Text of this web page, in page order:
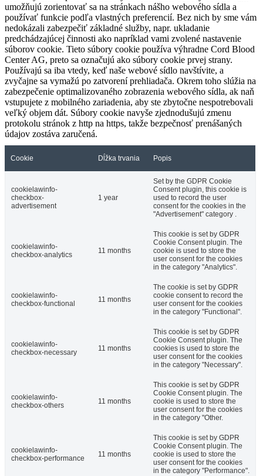
umožňujú zorientovať sa na stránkach nášho webového sídla a
používať funkcie podľa vlastných preferencií. Bez nich by sme vám
nedokázali zabezpečiť základné služby, napr. ukladanie
predchádzajúcej činnosti ako napríklad vami zvolené nastavenie
súborov cookie. Tieto súbory cookie používa výhradne Cord Blood
Center AG, preto sa označujú ako súbory cookie prvej strany.
Používajú sa iba vtedy, keď naše webové sídlo navštívite, a
zvyčajne sa vymažú po zatvorení prehliadača. Okrem toho slúžia na
zabezpečenie optimalizovaného zobrazenia webového sídla, ak naň
vstupujete z mobilného zariadenia, aby ste zbytočne nespotrebovali
veľký objem dát. Súbory cookie navyše zjednodušujú zmenu
protokolu stránok z http na https, takže bezpečnosť prenášaných
údajov zostáva zaručená.
Cookie Dĺžka trvania Popis
cookielawinfo-
checkbox-
advertisement
1 year
Set by the GDPR Cookie
Consent plugin, this cookie is
used to record the user
consent for the cookies in the
"Advertisement" category .
cookielawinfo-
checkbox-analytics
11 months
This cookie is set by GDPR
Cookie Consent plugin. The
cookie is used to store the
user consent for the cookies
in the category "Analytics".
cookielawinfo-
checkbox-functional
11 months
The cookie is set by GDPR
cookie consent to record the
user consent for the cookies
in the category "Functional".
cookielawinfo-
checkbox-necessary
11 months
This cookie is set by GDPR
Cookie Consent plugin. The
cookies is used to store the
user consent for the cookies
in the category "Necessary".
cookielawinfo-
checkbox-others
11 months
This cookie is set by GDPR
Cookie Consent plugin. The
cookie is used to store the
user consent for the cookies
in the category "Other.
cookielawinfo-
checkbox-performance
11 months
This cookie is set by GDPR
Cookie Consent plugin. The
cookie is used to store the
user consent for the cookies
in the category "Performance".